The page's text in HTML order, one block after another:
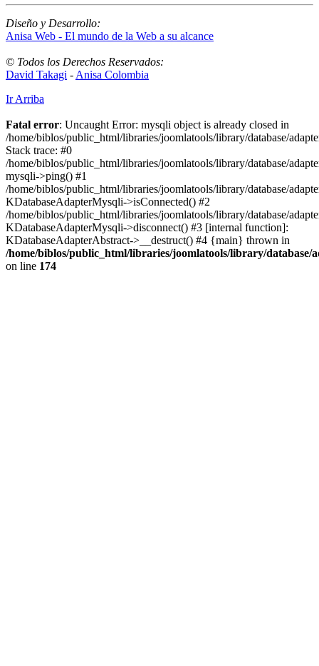
Diseño y Desarrollo:
Anisa Web - El mundo de la Web a su alcance
© Todos los Derechos Reservados:
David Takagi - Anisa Colombia
Ir Arriba
Fatal error: Uncaught Error: mysqli object is already closed in
/home/biblos/public_html/libraries/joomlatools/library/database/
Stack trace: #0
/home/biblos/public_html/libraries/joomlatools/library/database/
mysqli->ping() #1
/home/biblos/public_html/libraries/joomlatools/library/database/
KDatabaseAdapterMysqli->isConnected() #2
/home/biblos/public_html/libraries/joomlatools/library/database/
KDatabaseAdapterMysqli->disconnect() #3 [internal function]:
KDatabaseAdapterAbstract->__destruct() #4 {main} thrown in
/home/biblos/public_html/libraries/joomlatools/library/database/
on line 174